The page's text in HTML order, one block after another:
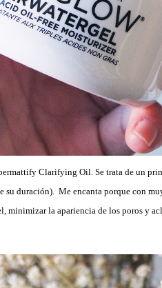
Clarifying Oil. Se trata de un
duración). Me encanta porque con
minimizar la apariencia de los poros y